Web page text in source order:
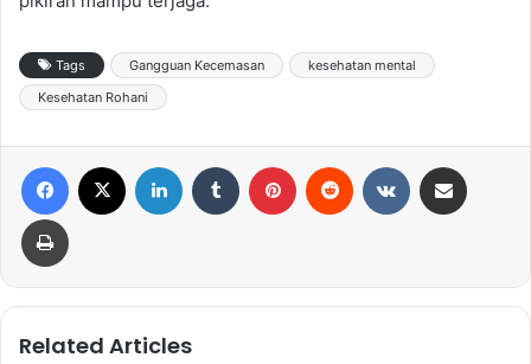
Tags Gangguan Kecemasan
kesehatan mental
Kesehatan Rohani
Related Articles